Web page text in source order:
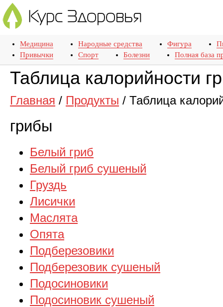
Медицина Народные средства Фигура
Привычки
Спорт Болезни Полная база
Таблица калорийности
Главная / Продукты / Таблица
грибы
Белый гриб
Белый гриб сушеный
Груздь
Лисички
Маслята
Опята
Подберезовики
Подберезовик сушеный
Подосиновики
Подосиновик сушеный